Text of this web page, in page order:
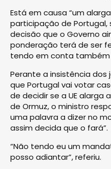
Está em causa “um
participação de Portugal,
decisão que o Governo
ponderação terá de ser
tendo em conta também
Perante a insistência dos
que Portugal vai votar
de decidir se a UE alarga
de Ormuz, o ministro
uma palavra a dizer no
assim decida que o fará”.
“Não tendo eu um
posso adiantar”, referiu.